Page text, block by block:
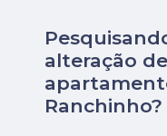
alteração
Ranchinho?